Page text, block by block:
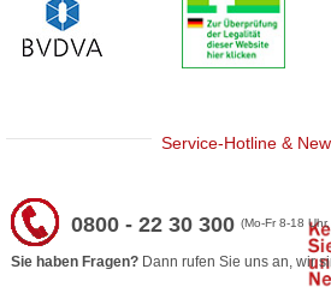
Service-Hotline &
0800 - 22 30 300(Mo-Fr 8-18
Sie haben Fragen? Dann rufen Sie uns an, wir